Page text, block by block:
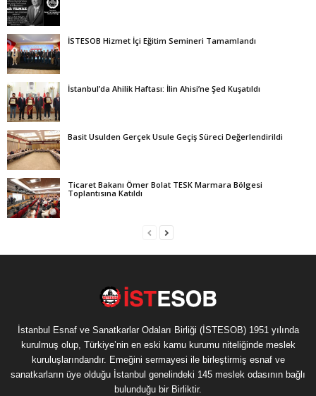
İSTESOB Hizmet İçi Eğitim Semineri Tamamlandı
İstanbul’da Ahilik Haftası: İlin Ahisi’ne Şed Kuşatıldı
Basit Usulden Gerçek Usule Geçiş Süreci Değerlendirildi
Ticaret Bakanı Ömer Bolat TESK Marmara Bölgesi
Toplantısına Katıldı
İstanbul Esnaf ve Sanatkarlar Odaları Birliği (İSTESOB) 1951 yılında
kurulmuş olup, Türkiye’nin en eski kamu kurumu niteliğinde meslek
kuruluşlarındandır. Emeğini sermayesi ile birleştirmiş esnaf ve
sanatkarların üye olduğu İstanbul genelindeki 145 meslek odasının bağlı
bulunduğu bir Birliktir.